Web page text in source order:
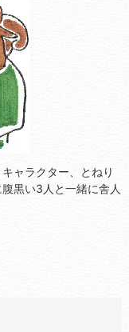
ャラクター、とねり
黒い3人と一緒に舎人